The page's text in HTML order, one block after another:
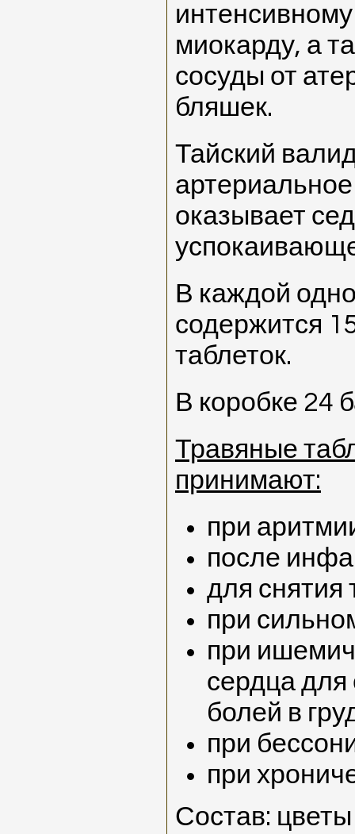
интенсивному
миокарду, а
сосуды от
бляшек.
Тайский
оказывает
В каждой
содержится
таблеток.
В коробке 24
Травяные
принимают:
при
после
для снятия
при
при
сердца для
болей в
при
при
Состав: